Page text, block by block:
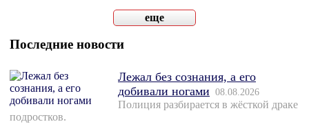
еще
Последние новости
Лежал без сознания, а его
добивали ногами 08.08.2026
Полиция разбирается в жёсткой драке
подростков.